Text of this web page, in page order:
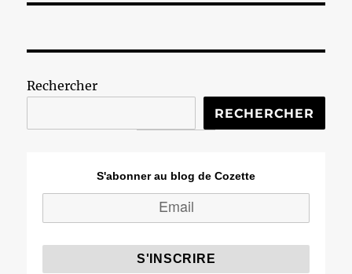
Rechercher
RECHERCHER
S'abonner au blog de Cozette